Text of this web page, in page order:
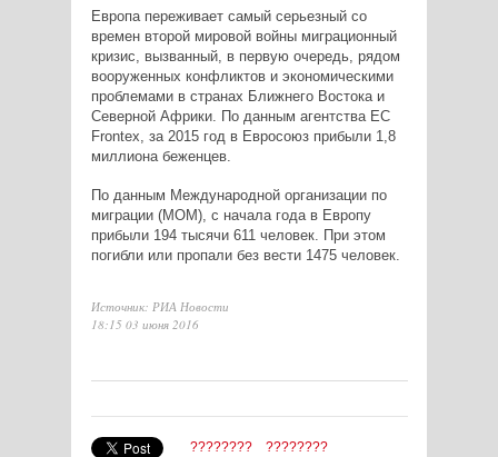
Европа переживает самый серьезный со
времен второй мировой войны миграционный
кризис, вызванный, в первую очередь, рядом
вооруженных конфликтов и экономическими
проблемами в странах Ближнего Востока и
Северной Африки. По данным агентства ЕС
Frontex, за 2015 год в Евросоюз прибыли 1,8
миллиона беженцев.
По данным Международной организации по
миграции (МОМ), с начала года в Европу
прибыли 194 тысячи 611 человек. При этом
погибли или пропали без вести 1475 человек.
Источник: РИА Новости
18:15 03 июня 2016
???????? ????????